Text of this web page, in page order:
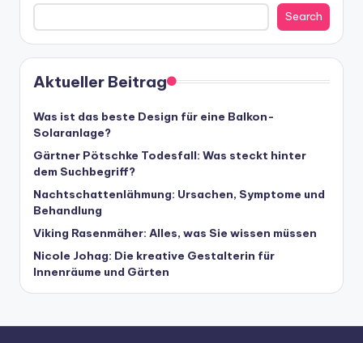
Search
Aktueller Beitrag
Was ist das beste Design für eine Balkon-
Solaranlage?
Gärtner Pötschke Todesfall: Was steckt hinter
dem Suchbegriff?
Nachtschattenlähmung: Ursachen, Symptome und
Behandlung
Viking Rasenmäher: Alles, was Sie wissen müssen
Nicole Johag: Die kreative Gestalterin für
Innenräume und Gärten